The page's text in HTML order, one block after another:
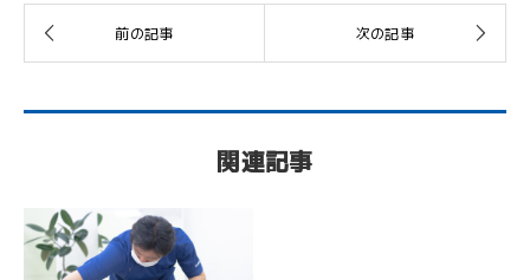
関連記事